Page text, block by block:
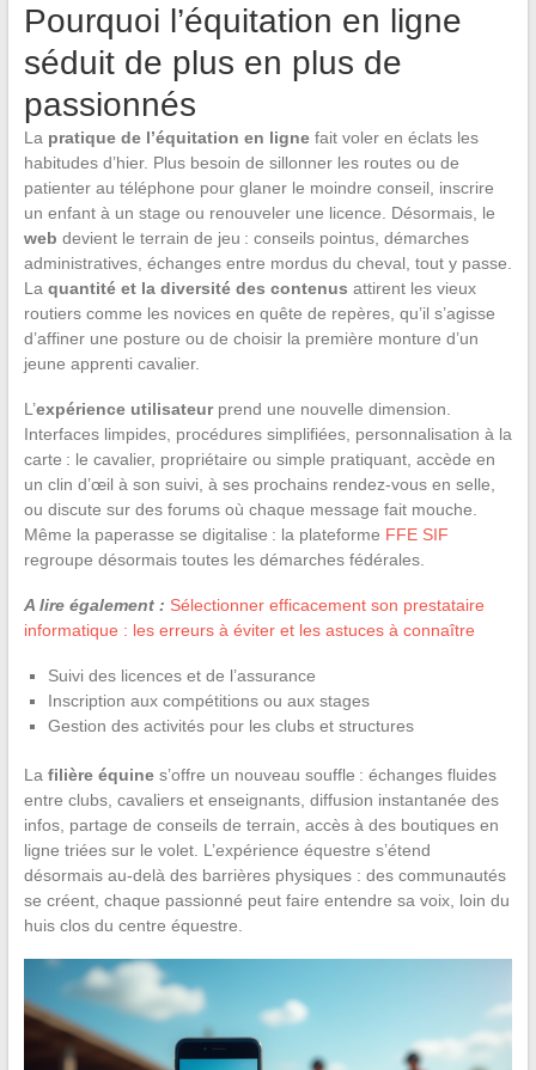
Pourquoi l’équitation en ligne
séduit de plus en plus de
passionnés
La pratique de l’équitation en lignefait voler en éclats les
habitudes d’hier. Plus besoin de sillonner les routes ou de
patienter au téléphone pour glaner le moindre conseil, inscrire
un enfant à un stage ou renouveler une licence. Désormais, le
web devient le terrain de jeu : conseils pointus, démarches
administratives, échanges entre mordus du cheval, tout y passe.
La quantité et la diversité des contenus attirent les vieux
routiers comme les novices en quête de repères, qu’il s’agisse
d’affiner une posture ou de choisir la première monture d’un
jeune apprenti cavalier.
L’expérience utilisateurprend une nouvelle dimension.
Interfaces limpides, procédures simplifiées, personnalisation à la
carte : le cavalier, propriétaire ou simple pratiquant, accède en
un clin d’œil à son suivi, à ses prochains rendez-vous en selle,
ou discute sur des forums où chaque message fait mouche.
Même la paperasse se digitalise : la plateforme FFE SIF
regroupe désormais toutes les démarches fédérales.
A lire également : Sélectionner efficacement son prestataire
informatique : les erreurs à éviter et les astuces à connaître
Suivi des licences et de l’assurance
Inscription aux compétitions ou aux stages
Gestion des activités pour les clubs et structures
La filière équines’offre un nouveau souffle : échanges fluides
entre clubs, cavaliers et enseignants, diffusion instantanée des
infos, partage de conseils de terrain, accès à des boutiques en
ligne triées sur le volet. L’expérience équestre s’étend
désormais au-delà des barrières physiques : des communautés
se créent, chaque passionné peut faire entendre sa voix, loin du
huis clos du centre équestre.